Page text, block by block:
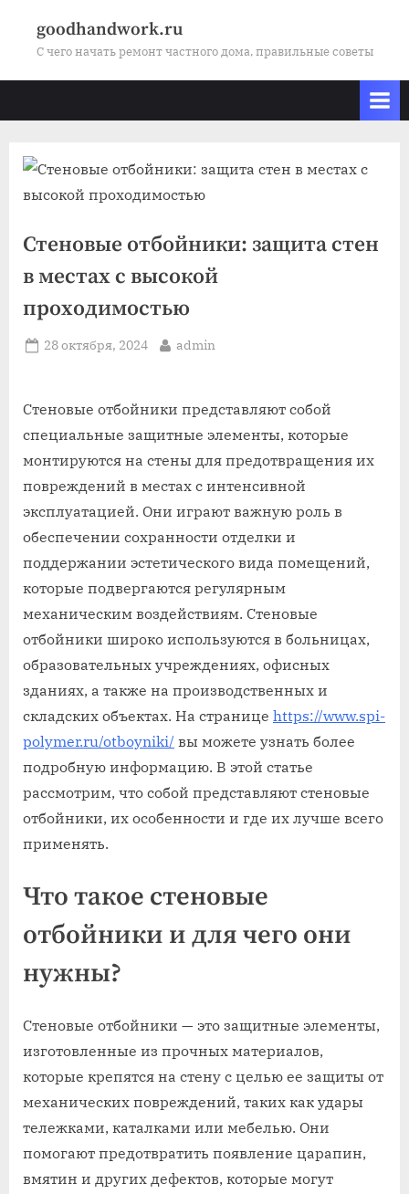
goodhandwork.ru
С чего начать ремонт частного дома, правильные советы
Стеновые отбойники: защита стен
в местах с высокой
проходимостью
Posted
28 октября, 2024 By
admin
Стеновые отбойники представляют собой
специальные защитные элементы, которые
монтируются на стены для предотвращения их
повреждений в местах с интенсивной
эксплуатацией. Они играют важную роль в
обеспечении сохранности отделки и
поддержании эстетического вида помещений,
которые подвергаются регулярным
механическим воздействиям. Стеновые
отбойники широко используются в больницах,
образовательных учреждениях, офисных
зданиях, а также на производственных и
складских объектах. На странице https://www.spi-
polymer.ru/otboyniki/ вы можете узнать более
подробную информацию. В этой статье
рассмотрим, что собой представляют стеновые
отбойники, их особенности и где их лучше всего
применять.
Что такое стеновые
отбойники и для чего они
нужны?
Стеновые отбойники — это защитные элементы,
изготовленные из прочных материалов,
которые крепятся на стену с целью ее защиты от
механических повреждений, таких как удары
тележками, каталками или мебелью. Они
помогают предотвратить появление царапин,
вмятин и других дефектов, которые могут